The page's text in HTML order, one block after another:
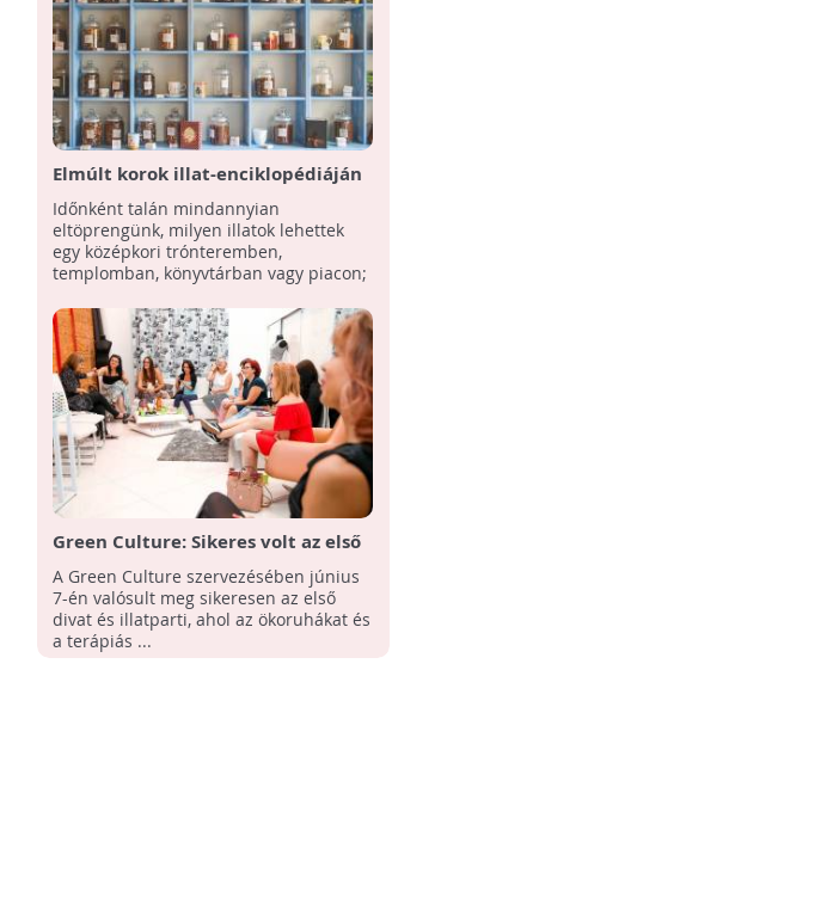
Elmúlt korok illat-enciklopédiáján
dolgoznak kutatók
Időnként talán mindannyian
eltöprengünk, milyen illatok lehettek
egy középkori trónteremben,
templomban, könyvtárban vagy piacon;
Green Culture: Sikeres volt az első
divat & illatparti
A Green Culture szervezésében június
7-én valósult meg sikeresen az első
divat és illatparti, ahol az ökoruhákat és
a terápiás ...